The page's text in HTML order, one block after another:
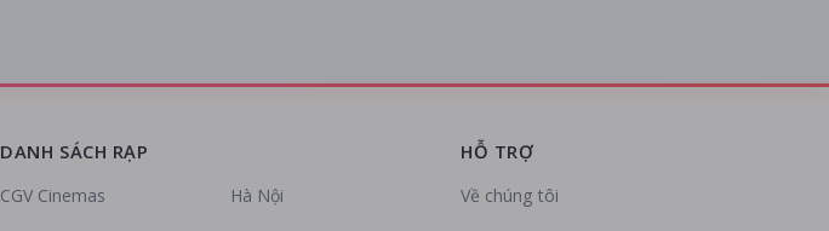
DANH SÁCH RẠP
CGV Cinemas
Hà Nội
HỖ TRỢ
Về chúng tôi